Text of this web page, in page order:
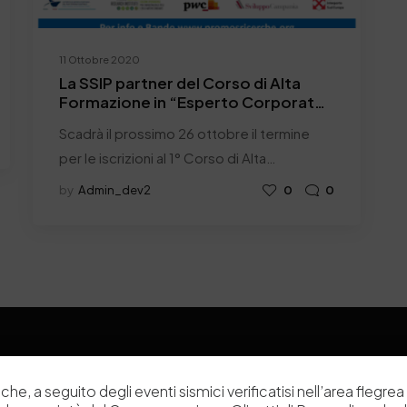
11 Ottobre 2020
La SSIP partner del Corso di Alta
Formazione in “Esperto Corporate
Scadrà il prossimo 26 ottobre il termine
per le iscrizioni al 1° Corso di Alta…
by Admin_dev2 0 0
Chi siamo Laboratori
a seguito degli eventi sismici verificatisi nell’area flegrea